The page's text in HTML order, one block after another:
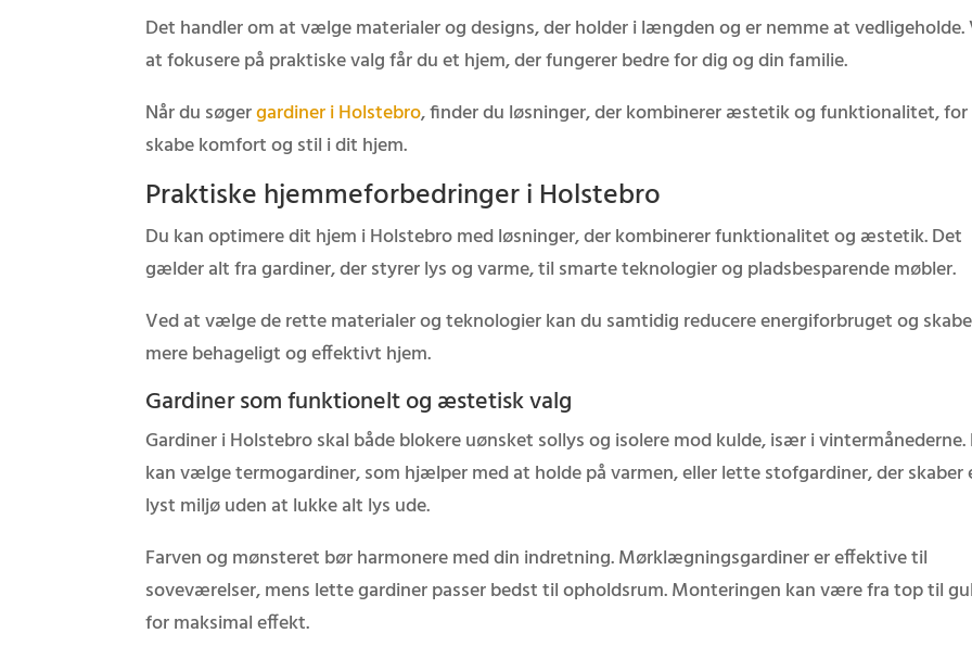
Det handler om at vælge materialer og designs, der holder i længden og er nemme at vedligeholde.
at fokusere på praktiske valg får du et hjem, der fungerer bedre for dig og din familie.
Når du søgergardiner i Holstebro, finder du løsninger, der kombinerer æstetik og funktionalitet,
skabe komfort og stil i dit hjem.
Praktiske hjemmeforbedringer i Holstebro
Du kan optimere dit hjem i Holstebro med løsninger, der kombinerer funktionalitet og æstetik. Det
gælder alt fra gardiner, der styrer lys og varme, til smarte teknologier og pladsbesparende møbler.
Ved at vælge de rette materialer og teknologier kan du samtidig reducere energiforbruget og
mere behageligt og effektivt hjem.
Gardiner som funktionelt og æstetisk valg
Gardiner i Holstebro skal både blokere uønsket sollys og isolere mod kulde, især i vintermånederne.
kan vælge termogardiner, som hjælper med at holde på varmen, eller lette stofgardiner, der skaber
lyst miljø uden at lukke alt lys ude.
Farven og mønsteret bør harmonere med din indretning. Mørklægningsgardiner er effektive til
soveværelser, mens lette gardiner passer bedst til opholdsrum. Monteringen kan være fra top til
for maksimal effekt.